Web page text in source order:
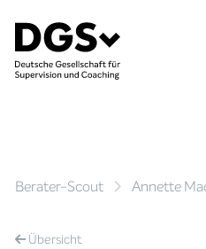
Berater-Scout Annette
Übersicht